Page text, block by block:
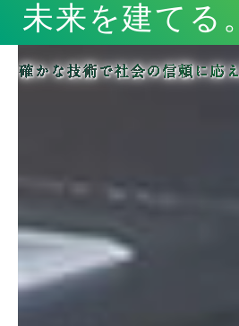
未来を建てる。